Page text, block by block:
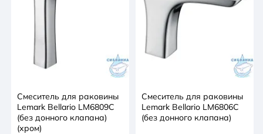
Смеситель для раковины
Lemark Bellario LM6809C
(без донного клапана)
(хром)
Смеситель для раковины
Lemark Bellario LM6806C
(без донного клапана)